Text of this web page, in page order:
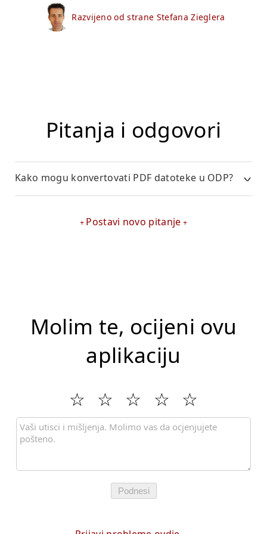
Razvijeno od strane Stefana Zieglera
Pitanja i odgovori
Kako mogu konvertovati PDF datoteke u ODP?
Postavi novo pitanje
Molim te, ocijeni ovu
aplikaciju
Podnesi